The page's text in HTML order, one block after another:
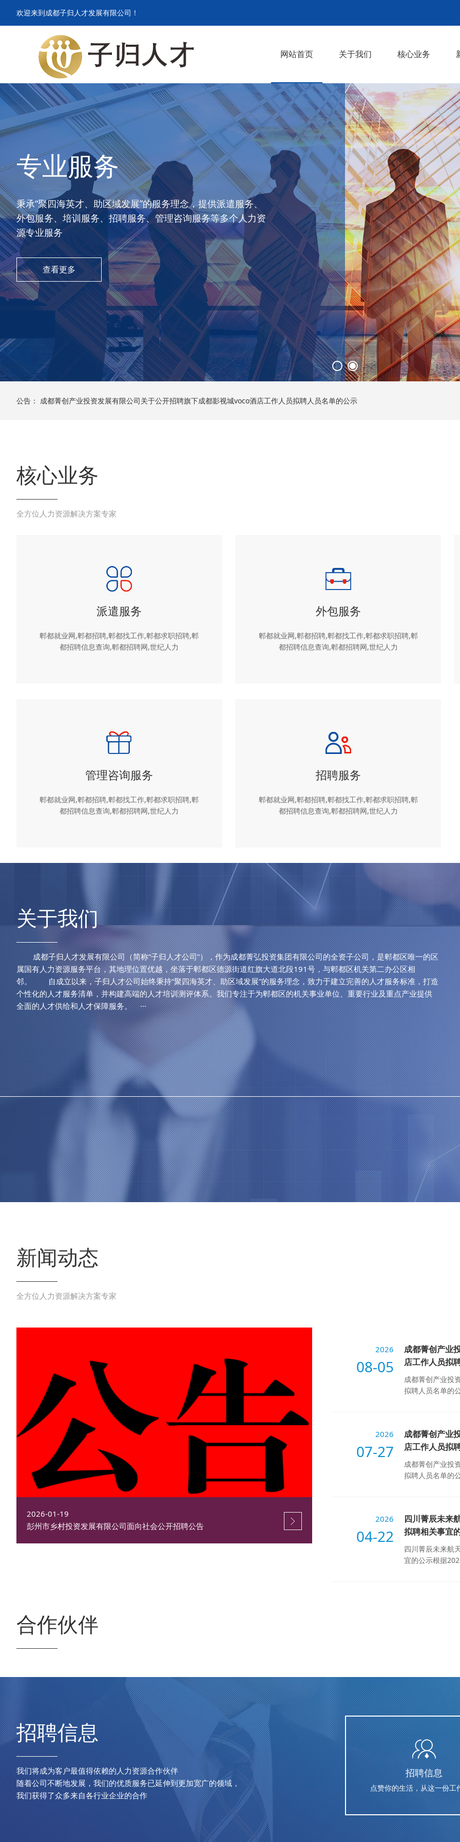
欢迎来到成都子归人才发展有限公司！
网站首页 关于我们
企业文化 >
核心业务
派遣服务
外包服务
培训服务
管理咨询服务
招聘服务
专业服务
秉承“聚四海英才、助区域发展”的服务理念，提供派遣服务、
外包服务、培训服务、招聘服务、管理咨询服务等多个人力资
源专业服务
查看更多
公告： 成都菁创产业投资发展有限公司关于公开招聘旗下成都影视城voco酒店工作人员拟聘人员名单的公示
核心业务
全方位人力资源解决方案专家
派遣服务
郫都就业网,郫都招聘,郫都找工作,郫都求职招聘,郫
都招聘信息查询,郫都招聘网,世纪人力
外包服务
郫都就业网,郫都招聘,郫都找工作,郫都求职招聘,郫
都招聘信息查询,郫都招聘网,世纪人力
管理咨询服务
郫都就业网,郫都招聘,郫都找工作,郫都求职招聘,郫
都招聘信息查询,郫都招聘网,世纪人力
招聘服务
郫都就业网,郫都招聘,郫都找工作,郫都求职招聘,郫
都招聘信息查询,郫都招聘网,世纪人力
关于我们
成都子归人才发展有限公司（简称“子归人才公司”），作为成都菁弘投资集团有限公司的全资子公司，是郫都区唯一的区
属国有人力资源服务平台，其地理位置优越，坐落于郫都区德源街道红旗大道北段191号，与郫都区机关第二办公区相
邻。 自成立以来，子归人才公司始终秉持“聚四海英才、助区域发展”的服务理念，致力于建立完善的人才服务标准，打造
个性化的人才服务清单，并构建高端的人才培训测评体系。我们专注于为郫都区的机关事业单位、重要行业及重点产业提供
全面的人才供给和人才保障服务。 ···
新闻动态
全方位人力资源解决方案专家
2026-01-19
彭州市乡村投资发展有限公司面向社会公开招聘公告
2026
08-05
成都菁创产业
店工作人员拟
成都菁创产业投
拟聘人员名单的
2026
07-27
成都菁创产业
店工作人员拟
成都菁创产业投
拟聘人员名单的
2026
04-22
四川菁辰未来
拟聘相关事宜
四川菁辰未来航
宜的公示根据
合作伙伴
招聘信息
我们将成为客户最值得依赖的人力资源合作伙伴
随着公司不断地发展，我们的优质服务已延伸到更加宽广的领域，
我们获得了众多来自各行业企业的合作
招聘信息
点赞你的生活，从这一份工